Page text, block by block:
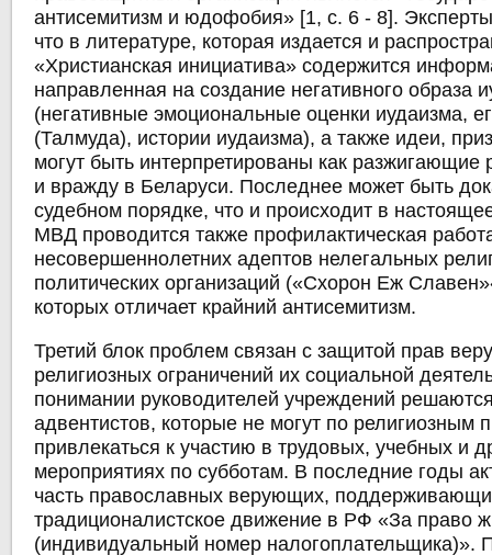
антисемитизм и юдофобия» [1, с. 6 - 8].
что в литературе, которая издается и
«Христианская инициатива» содержится
направленная на создание негативного образа
(негативные эмоциональные оценки иудаизма,
(Талмуда), истории иудаизма), а также идеи,
могут быть интерпретированы как разжигающие
и вражду в Беларуси. Последнее может быть
судебном порядке, что и происходит в
МВД проводится также профилактическая
несовершеннолетних адептов нелегальных
политических организаций («Схорон Еж
которых отличает крайний антисемитизм.
Третий блок проблем связан с защитой прав
религиозных ограничений их социальной
понимании руководителей учреждений
адвентистов, которые не могут по религиозным
привлекаться к участию в трудовых, учебных и
мероприятиях по субботам. В последние годы
часть православных верующих,
традиционалистское движение в РФ «За право
(индивидуальный номер налогоплательщика)».